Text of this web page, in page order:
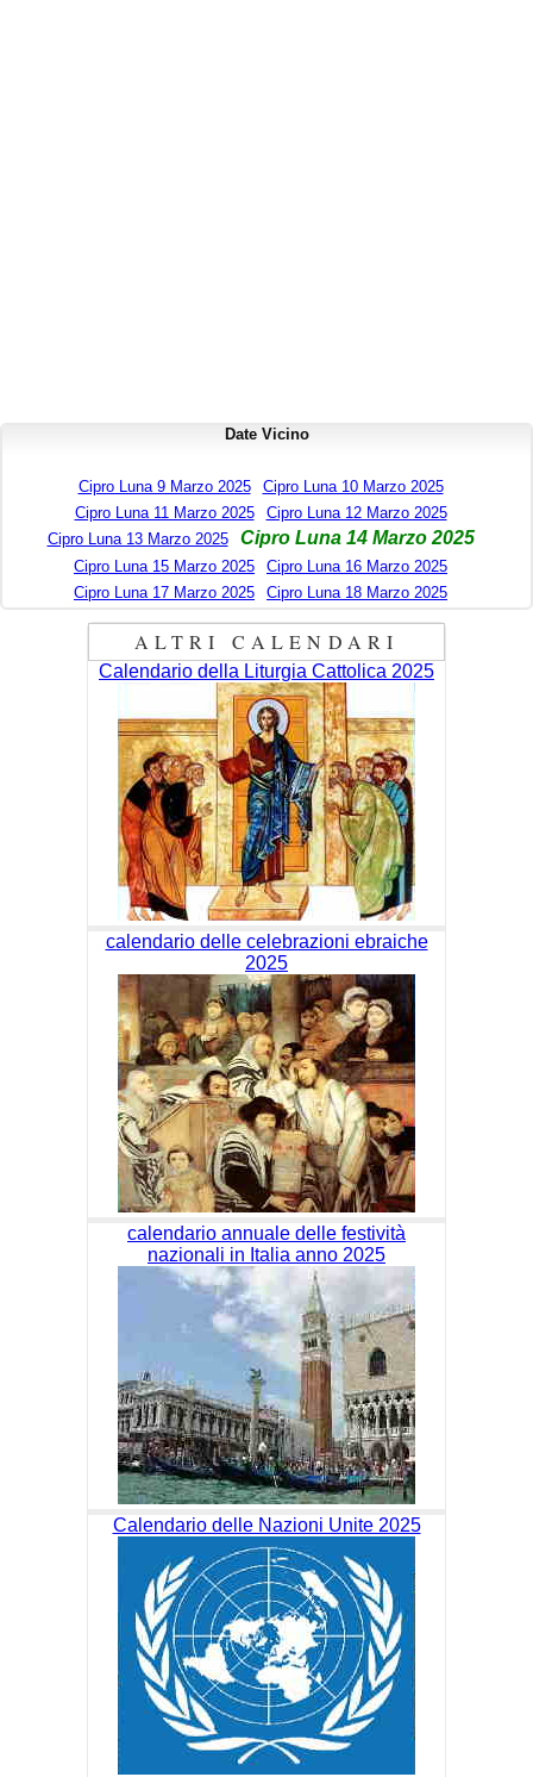
Date Vicino
Cipro Luna 9 Marzo 2025
Cipro Luna 10 Marzo 2025
Cipro Luna 11 Marzo 2025
Cipro Luna 12 Marzo 2025
Cipro Luna 13 Marzo 2025
Cipro Luna 14 Marzo 2025
Cipro Luna 15 Marzo 2025
Cipro Luna 16 Marzo 2025
Cipro Luna 17 Marzo 2025
Cipro Luna 18 Marzo 2025
ALTRI CALENDARI
Calendario della Liturgia Cattolica 2025
calendario delle celebrazioni ebraiche
2025
calendario annuale delle festività
nazionali in Italia anno 2025
Calendario delle Nazioni Unite 2025